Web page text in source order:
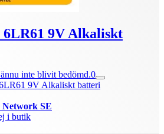
9V Alkaliskt
inte blivit bedömd.0
9V Alkaliskt batteri
Network SE
i butik